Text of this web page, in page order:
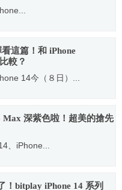
這篇！和 iPhone
較？
14今（８日）...
Max 深紫色啦！超美的搶先
、iPhone...
！bitplay iPhone 14 系列